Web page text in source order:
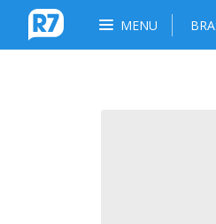
MENU